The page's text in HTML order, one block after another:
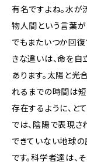
有名ですよね。水が
物人間という言葉が
でもまたいつか回復
きな違いは、命を自
あります。太陽と光
れるまでの時間は
存在するように、と
では、陰陽で表現さ
できていない地球
です。科学者達は、